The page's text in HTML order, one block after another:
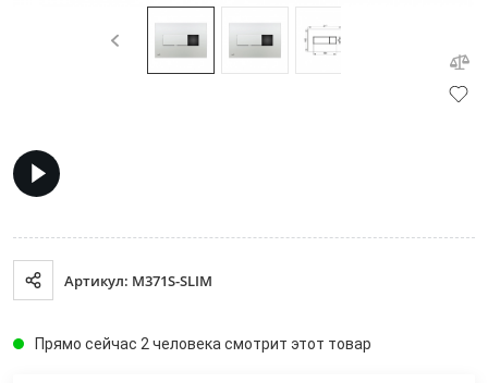
Артикул: M371S-SLIM
Прямо сейчас 2 человека смотрит этот товар